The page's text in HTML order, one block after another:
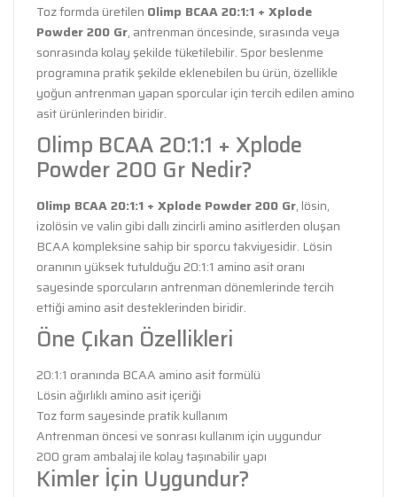
Toz formda üretilen Olimp BCAA 20:1:1 + Xplode
Powder 200 Gr, antrenman öncesinde, sırasında veya
sonrasında kolay şekilde tüketilebilir. Spor beslenme
programına pratik şekilde eklenebilen bu ürün, özellikle
yoğun antrenman yapan sporcular için tercih edilen amino
asit ürünlerinden biridir.
Olimp BCAA 20:1:1 + Xplode
Powder 200 Gr Nedir?
Olimp BCAA 20:1:1 + Xplode Powder 200 Gr, lösin,
izolösin ve valin gibi dallı zincirli amino asitlerden oluşan
BCAA kompleksine sahip bir sporcu takviyesidir. Lösin
oranının yüksek tutulduğu 20:1:1 amino asit oranı
sayesinde sporcuların antrenman dönemlerinde tercih
ettiği amino asit desteklerinden biridir.
Öne Çıkan Özellikleri
20:1:1 oranında BCAA amino asit formülü
Lösin ağırlıklı amino asit içeriği
Toz form sayesinde pratik kullanım
Antrenman öncesi ve sonrası kullanım için uygundur
200 gram ambalaj ile kolay taşınabilir yapı
Kimler İçin Uygundur?